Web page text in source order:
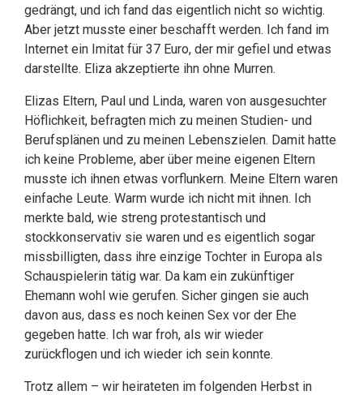
gedrängt, und ich fand das eigentlich nicht so wichtig.
Aber jetzt musste einer beschafft werden. Ich fand im
Internet ein Imitat für 37 Euro, der mir gefiel und etwas
darstellte. Eliza akzeptierte ihn ohne Murren.
Elizas Eltern, Paul und Linda, waren von ausgesuchter
Höflichkeit, befragten mich zu meinen Studien- und
Berufsplänen und zu meinen Lebenszielen. Damit hatte
ich keine Probleme, aber über meine eigenen Eltern
musste ich ihnen etwas vorflunkern. Meine Eltern waren
einfache Leute. Warm wurde ich nicht mit ihnen. Ich
merkte bald, wie streng protestantisch und
stockkonservativ sie waren und es eigentlich sogar
missbilligten, dass ihre einzige Tochter in Europa als
Schauspielerin tätig war. Da kam ein zukünftiger
Ehemann wohl wie gerufen. Sicher gingen sie auch
davon aus, dass es noch keinen Sex vor der Ehe
gegeben hatte. Ich war froh, als wir wieder
zurückflogen und ich wieder ich sein konnte.
Trotz allem – wir heirateten im folgenden Herbst in